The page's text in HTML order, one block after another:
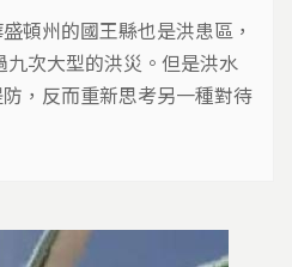
頓州的國王縣也是洪患區，
次大型的洪災。但是洪水
，反而重新思考另一種對待